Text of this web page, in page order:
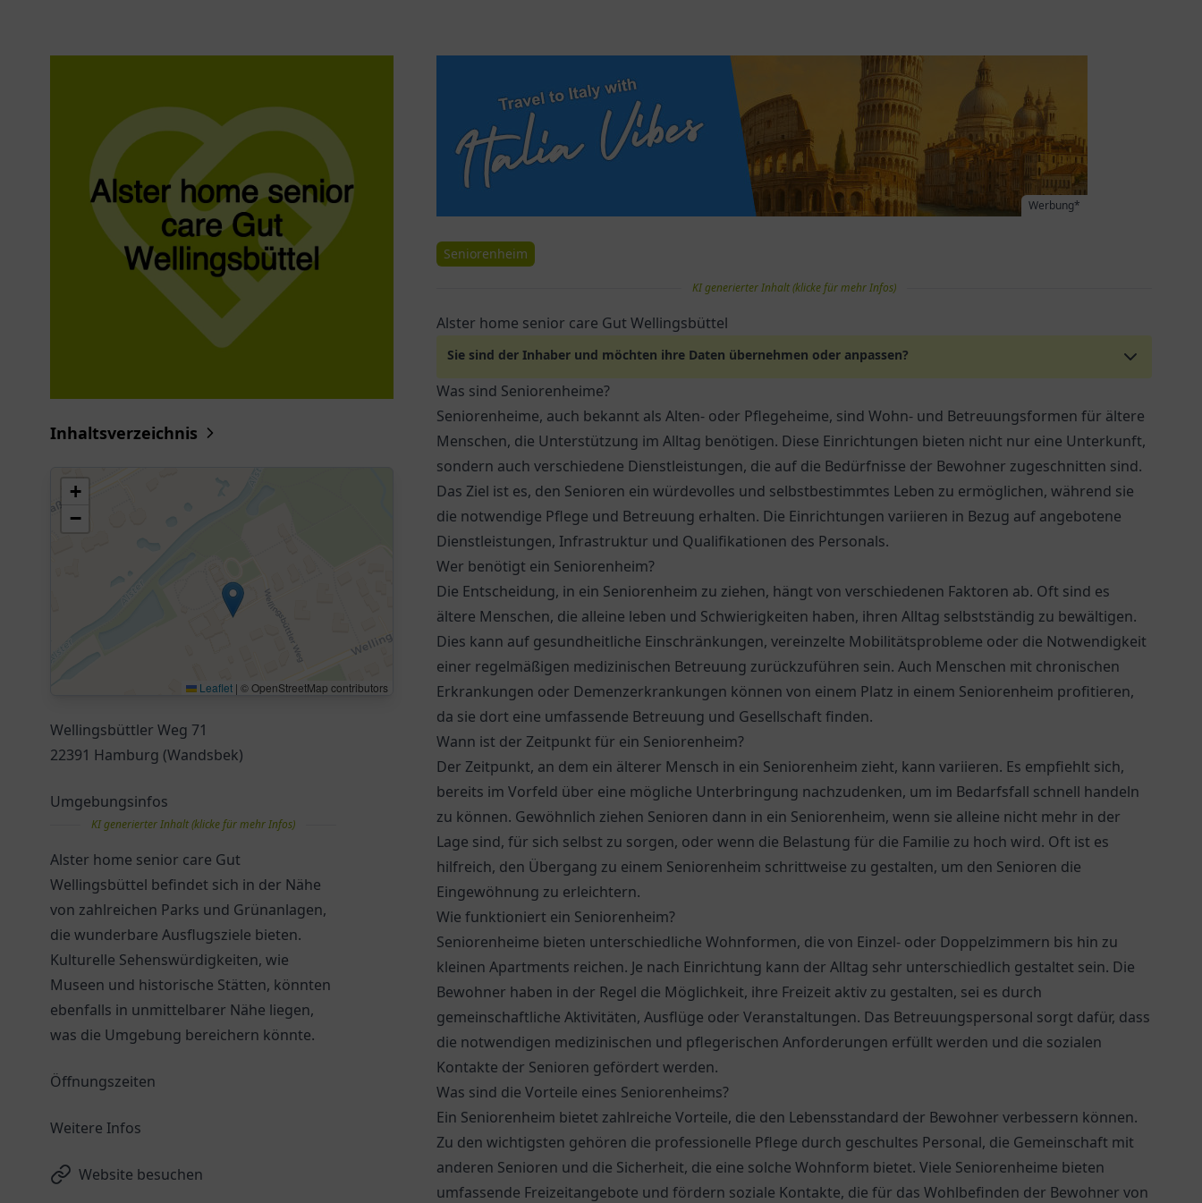
Inhaltsverzeichnis
+
−
Leaflet | © OpenStreetMap contributors
Wellingsbüttler Weg 71
22391 Hamburg (Wandsbek)
Umgebungsinfos
KI generierter Inhalt (klicke für mehr Infos)
Alster home senior care Gut
Wellingsbüttel befindet sich in der Nähe
von zahlreichen Parks und Grünanlagen,
die wunderbare Ausflugsziele bieten.
Kulturelle Sehenswürdigkeiten, wie
Museen und historische Stätten, könnten
ebenfalls in unmittelbarer Nähe liegen,
was die Umgebung bereichern könnte.
Öffnungszeiten
Weitere Infos
Website besuchen
Werbung*
Seniorenheim
KI generierter Inhalt (klicke für mehr Infos)
Alster home senior care Gut Wellingsbüttel
Sie sind der Inhaber und möchten ihre Daten übernehmen oder anpassen?
Was sind Seniorenheime?
Seniorenheime, auch bekannt als Alten- oder Pflegeheime, sind Wohn- und Betreuungsformen für ältere
Menschen, die Unterstützung im Alltag benötigen. Diese Einrichtungen bieten nicht nur eine Unterkunft,
sondern auch verschiedene Dienstleistungen, die auf die Bedürfnisse der Bewohner zugeschnitten sind.
Das Ziel ist es, den Senioren ein würdevolles und selbstbestimmtes Leben zu ermöglichen, während sie
die notwendige Pflege und Betreuung erhalten. Die Einrichtungen variieren in Bezug auf angebotene
Dienstleistungen, Infrastruktur und Qualifikationen des Personals.
Wer benötigt ein Seniorenheim?
Die Entscheidung, in ein Seniorenheim zu ziehen, hängt von verschiedenen Faktoren ab. Oft sind es
ältere Menschen, die alleine leben und Schwierigkeiten haben, ihren Alltag selbstständig zu bewältigen.
Dies kann auf gesundheitliche Einschränkungen, vereinzelte Mobilitätsprobleme oder die Notwendigkeit
einer regelmäßigen medizinischen Betreuung zurückzuführen sein. Auch Menschen mit chronischen
Erkrankungen oder Demenzerkrankungen können von einem Platz in einem Seniorenheim profitieren,
da sie dort eine umfassende Betreuung und Gesellschaft finden.
Wann ist der Zeitpunkt für ein Seniorenheim?
Der Zeitpunkt, an dem ein älterer Mensch in ein Seniorenheim zieht, kann variieren. Es empfiehlt sich,
bereits im Vorfeld über eine mögliche Unterbringung nachzudenken, um im Bedarfsfall schnell handeln
zu können. Gewöhnlich ziehen Senioren dann in ein Seniorenheim, wenn sie alleine nicht mehr in der
Lage sind, für sich selbst zu sorgen, oder wenn die Belastung für die Familie zu hoch wird. Oft ist es
hilfreich, den Übergang zu einem Seniorenheim schrittweise zu gestalten, um den Senioren die
Eingewöhnung zu erleichtern.
Wie funktioniert ein Seniorenheim?
Seniorenheime bieten unterschiedliche Wohnformen, die von Einzel- oder Doppelzimmern bis hin zu
kleinen Apartments reichen. Je nach Einrichtung kann der Alltag sehr unterschiedlich gestaltet sein. Die
Bewohner haben in der Regel die Möglichkeit, ihre Freizeit aktiv zu gestalten, sei es durch
gemeinschaftliche Aktivitäten, Ausflüge oder Veranstaltungen. Das Betreuungspersonal sorgt dafür, dass
die notwendigen medizinischen und pflegerischen Anforderungen erfüllt werden und die sozialen
Kontakte der Senioren gefördert werden.
Was sind die Vorteile eines Seniorenheims?
Ein Seniorenheim bietet zahlreiche Vorteile, die den Lebensstandard der Bewohner verbessern können.
Zu den wichtigsten gehören die professionelle Pflege durch geschultes Personal, die Gemeinschaft mit
anderen Senioren und die Sicherheit, die eine solche Wohnform bietet. Viele Seniorenheime bieten
umfassende Freizeitangebote und fördern soziale Kontakte, die für das Wohlbefinden der Bewohner von